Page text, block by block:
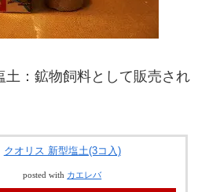
土：鉱物飼料として販売され
クオリス 新型塩土(3コ入)
posted with カエレバ